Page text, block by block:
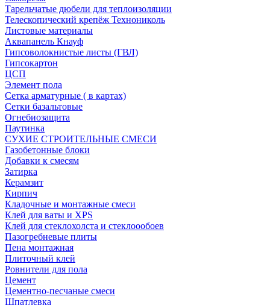
Тарельчатые дюбели для теплоизоляции
Телескопический крепёж Технониколь
Листовые материалы
Аквапанель Кнауф
Гипсоволокнистые листы (ГВЛ)
Гипсокартон
ЦСП
Элемент пола
Сетка арматурные ( в картах)
Сетки базальтовые
Огнебиозащита
Паутинка
СУХИЕ СТРОИТЕЛЬНЫЕ СМЕСИ
Газобетонные блоки
Добавки к смесям
Затирка
Керамзит
Кирпич
Кладочные и монтажные смеси
Клей для ваты и XPS
Клей для стеклохолста и стеклоообоев
Пазогребневые плиты
Пена монтажная
Плиточный клей
Ровнители для пола
Цемент
Цементно-песчаные смеси
Шпатлевка